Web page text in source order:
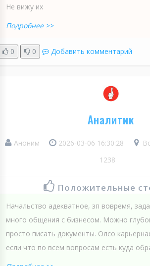
Не вижу их
Подробнее >>
0 0 Добавить комментарий
Аналитик
Аноним 2026-03-06 16:30:28
1238
Положительные
Начальство адекватное, зп вовремя,
много общения с бизнесом. Можно
просто писать документы. Олсо
если что по всем вопросам есть куда